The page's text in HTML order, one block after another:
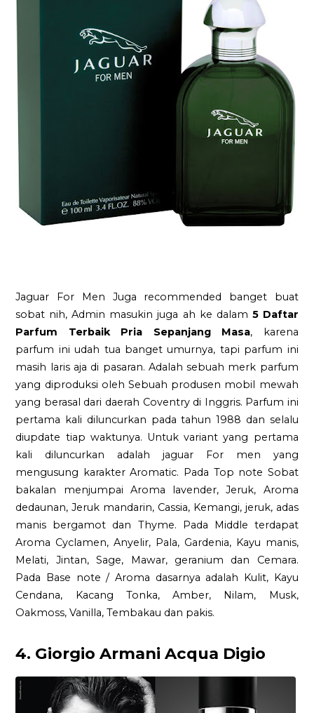
Jaguar For Men Juga recommended banget buat
sobat nih, Admin masukin juga ah ke dalam 5 Daftar
Parfum Terbaik Pria Sepanjang Masa, karena
parfum ini udah tua banget umurnya, tapi parfum ini
masih laris aja di pasaran. Adalah sebuah merk parfum
yang diproduksi oleh Sebuah produsen mobil mewah
yang berasal dari daerah Coventry di Inggris. Parfum ini
pertama kali diluncurkan pada tahun 1988 dan selalu
diupdate tiap waktunya. Untuk variant yang pertama
kali diluncurkan adalah jaguar For men yang
mengusung karakter Aromatic. Pada Top note Sobat
bakalan menjumpai Aroma lavender, Jeruk, Aroma
dedaunan, Jeruk mandarin, Cassia, Kemangi, jeruk, adas
manis bergamot dan Thyme. Pada Middle terdapat
Aroma Cyclamen, Anyelir, Pala, Gardenia, Kayu manis,
Melati, Jintan, Sage, Mawar, geranium dan Cemara.
Pada Base note / Aroma dasarnya adalah Kulit, Kayu
Cendana, Kacang Tonka, Amber, Nilam, Musk,
Oakmoss, Vanilla, Tembakau dan pakis.
4. Giorgio Armani Acqua Digio